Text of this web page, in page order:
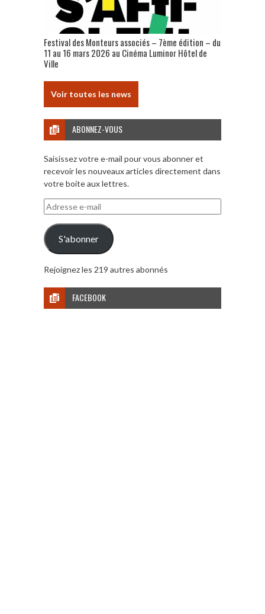
Festival des Monteurs associés – 7ème édition – du
11 au 16 mars 2026 au Cinéma Luminor Hôtel de
Ville
Voir toutes les news
ABONNEZ-VOUS
Saisissez votre e-mail pour vous abonner et
recevoir les nouveaux articles directement dans
votre boite aux lettres.
Adresse
e-
mail
S'abonner
Rejoignez les 219 autres abonnés
FACEBOOK